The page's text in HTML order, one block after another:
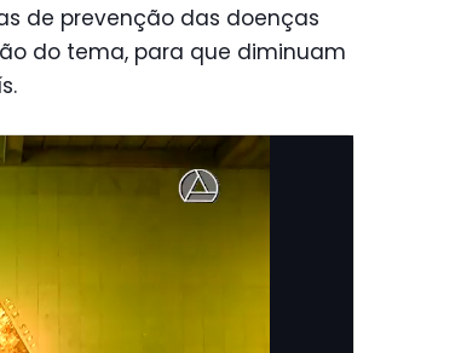
de prevenção das doenças
do tema, para que diminuam